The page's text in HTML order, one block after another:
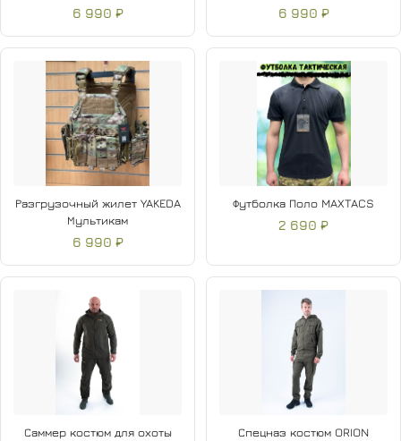
6 990 ₽ 6 990 ₽
Разгрузочный жилет YAKEDA
Мультикам
6 990 ₽
Футболка Поло MAXTACS
2 690 ₽
Саммер костюм для охоты
Спецназ костюм ORION